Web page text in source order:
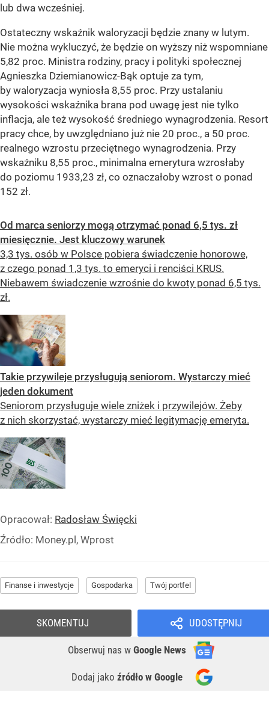
lub dwa wcześniej.
Ostateczny wskaźnik waloryzacji będzie znany w lutym.
Nie można wykluczyć, że będzie on wyższy niż wspomniane
5,82 proc. Ministra rodziny, pracy i polityki społecznej
Agnieszka Dziemianowicz-Bąk optuje za tym,
by waloryzacja wyniosła 8,55 proc. Przy ustalaniu
wysokości wskaźnika brana pod uwagę jest nie tylko
inflacja, ale też wysokość średniego wynagrodzenia. Resort
pracy chce, by uwzględniano już nie 20 proc., a 50 proc.
realnego wzrostu przeciętnego wynagrodzenia. Przy
wskaźniku 8,55 proc., minimalna emerytura wzrosłaby
do poziomu 1933,23 zł, co oznaczałoby wzrost o ponad
152 zł.
Od marca seniorzy mogą otrzymać ponad 6,5 tys. zł
miesięcznie. Jest kluczowy warunek
3,3 tys. osób w Polsce pobiera świadczenie honorowe,
z czego ponad 1,3 tys. to emeryci i renciści KRUS.
Niebawem świadczenie wzrośnie do kwoty ponad 6,5 tys.
zł.
Takie przywileje przysługują seniorom. Wystarczy mieć
jeden dokument
Seniorom przysługuje wiele zniżek i przywilejów. Żeby
z nich skorzystać, wystarczy mieć legitymację emeryta.
Opracował: Radosław Święcki
Źródło: Money.pl, Wprost
Finanse i inwestycje Gospodarka Twój portfel
UDOSTĘPNIJ
Obserwuj nas w Google News
Dodaj jako źródło w Google
SKOMENTUJ